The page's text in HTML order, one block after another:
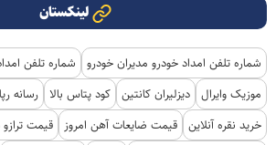
لینکستان
شماره تلفن امداد خودرو مدیران خودرو
شماره تلفن
موزیک وایرال دیزلیران کانتین کود پتاس بالا رسانه
خرید نقره آنلاین قیمت ضایعات آهن امروز
قیمت